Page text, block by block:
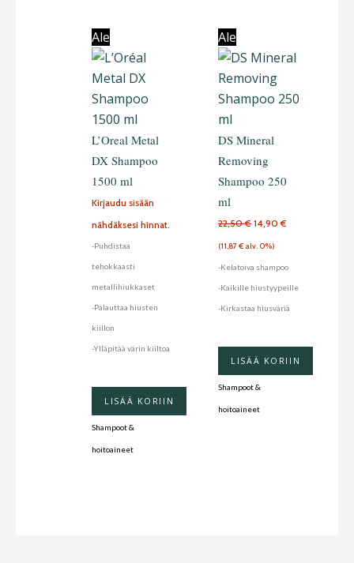
Ale
L’Oreal Metal
DX Shampoo
1500 ml
Kirjaudu sisään
nähdäksesi hinnat.
-Puhdistaa
tehokkaasti
metallihiukkaset
-Palauttaa hiusten
kiillon
-Ylläpitää värin kiiltoa
LISÄÄ KORIIN
Shampoot &
hoitoaineet
Ale
DS Mineral
Removing
Shampoo 250
ml
22,50€ 14,90€
(11,87€ alv. 0%)
-Kelatoiva shampoo
-Kaikille hiustyypeille
-Kirkastaa hiusväriä
LISÄÄ KORIIN
Shampoot &
hoitoaineet